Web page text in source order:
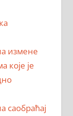
измене
које је
саобраћај